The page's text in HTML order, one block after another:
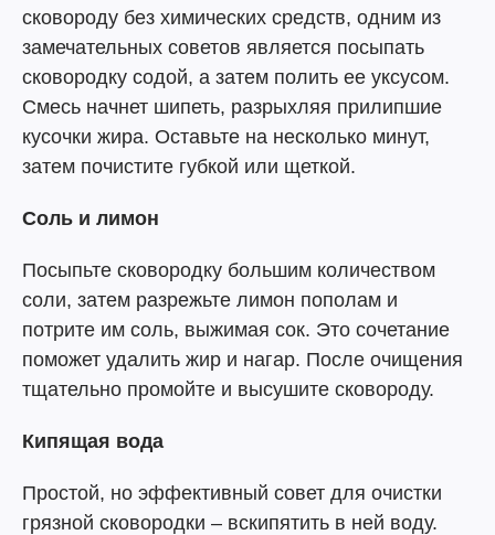
сковороду без химических средств, одним из
замечательных советов является посыпать
сковородку содой, а затем полить ее уксусом.
Смесь начнет шипеть, разрыхляя прилипшие
кусочки жира. Оставьте на несколько минут,
затем почистите губкой или щеткой.
Соль и лимон
Посыпьте сковородку большим количеством
соли, затем разрежьте лимон пополам и
потрите им соль, выжимая сок. Это сочетание
поможет удалить жир и нагар. После очищения
тщательно промойте и высушите сковороду.
Кипящая вода
Простой, но эффективный совет для очистки
грязной сковородки – вскипятить в ней воду.